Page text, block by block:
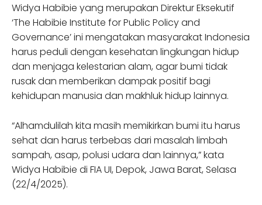
Widya Habibie yang merupakan Direktur Eksekutif
‘The Habibie Institute for Public Policy and
Governance’ ini mengatakan masyarakat Indonesia
harus peduli dengan kesehatan lingkungan hidup
dan menjaga kelestarian alam, agar bumi tidak
rusak dan memberikan dampak positif bagi
kehidupan manusia dan makhluk hidup lainnya.
“Alhamdulilah kita masih memikirkan bumi itu harus
sehat dan harus terbebas dari masalah limbah
sampah, asap, polusi udara dan lainnya,” kata
Widya Habibie di FIA UI, Depok, Jawa Barat, Selasa
(22/4/2025).